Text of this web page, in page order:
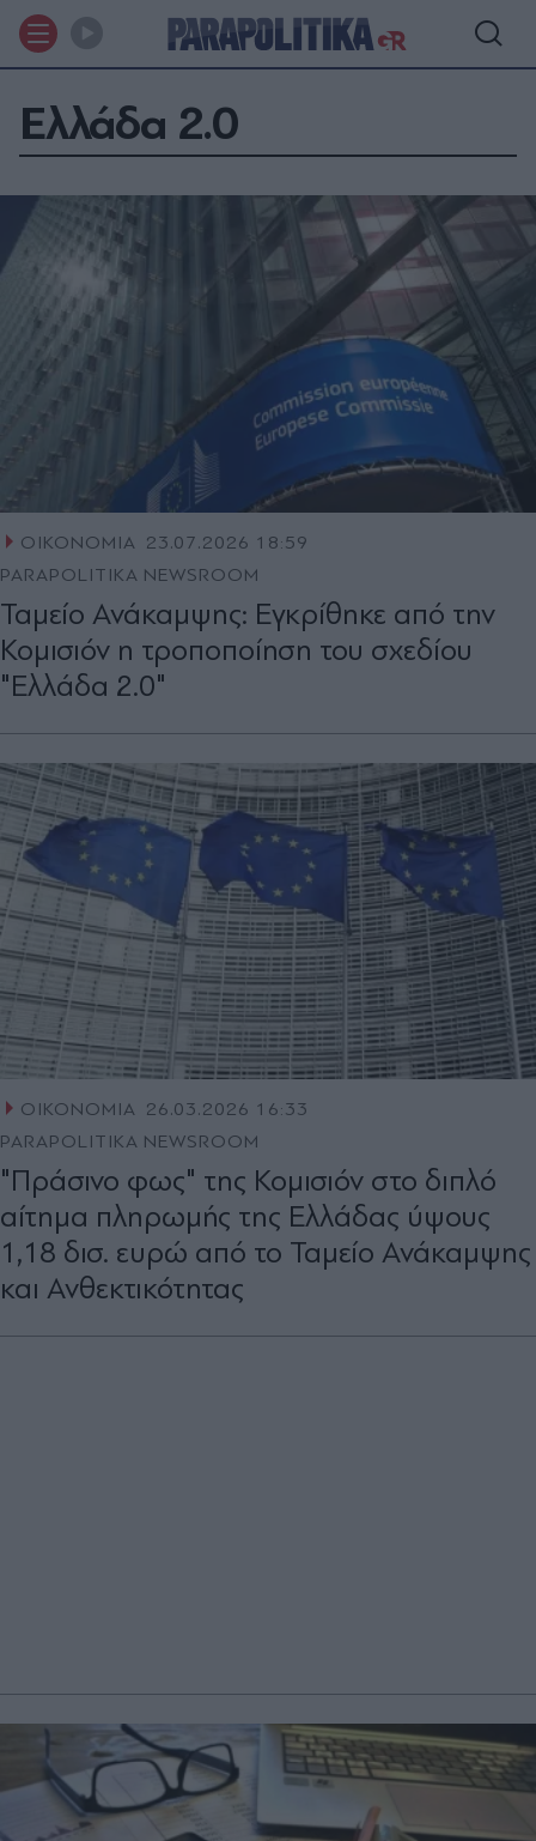
Ελλάδα 2.0
ΟΙΚΟΝΟΜΙΑ 23.07.2026 18:59
PARAPOLITIKA NEWSROOM
Ταμείο Ανάκαμψης: Εγκρίθηκε από την
Κομισιόν η τροποποίηση του σχεδίου
"Ελλάδα 2.0"
ΟΙΚΟΝΟΜΙΑ 26.03.2026 16:33
PARAPOLITIKA NEWSROOM
"Πράσινο φως" της Κομισιόν στο διπλό
αίτημα πληρωμής της Ελλάδας ύψους
1,18 δισ. ευρώ από το Ταμείο Ανάκαμψης
και Ανθεκτικότητας